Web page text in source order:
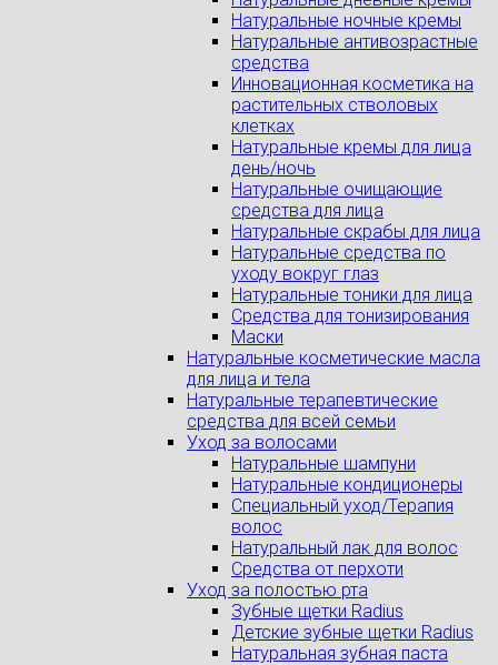
Натуральные ночные кремы
Натуральные антивозрастные
средства
Инновационная косметика на
растительных стволовых
клетках
Натуральные кремы для лица
день/ночь
Натуральные очищающие
средства для лица
Натуральные скрабы для лица
Натуральные средства по
уходу вокруг глаз
Натуральные тоники для лица
Средства для тонизирования
Маски
Натуральные косметические масла
для лица и тела
Натуральные терапевтические
средства для всей семьи
Уход за волосами
Натуральные шампуни
Натуральные кондиционеры
Специальный уход/Терапия
волос
Натуральный лак для волос
Средства от перхоти
Уход за полостью рта
Зубные щетки Radius
Детские зубные щетки Radius
Натуральная зубная паста